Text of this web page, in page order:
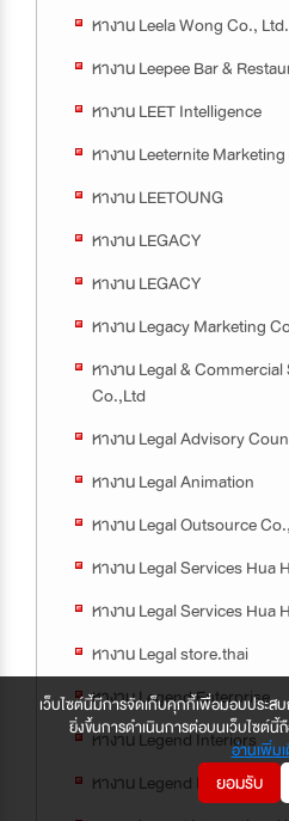
เว็บไซต์นี้มีการจัดเก็บคุกกี้เพื่อมอบประส
ยิ่งขึ้นการดำเนินการต่อบนเว็บไซต์
อ่านเพิ่ม
ยอมรับ
หางาน Leela Wong Co., Ltd.
หางาน Leepee Bar &
หางาน LEET Intelligence
หางาน Leeternite
หางาน LEETOUNG
หางาน LEGACY
หางาน LEGACY
หางาน Legacy Marketing
หางาน Legal &
Co.,Ltd
หางาน Legal Advisory
หางาน Legal Animation
หางาน Legal Outsource
หางาน Legal Services Hua
หางาน Legal Services Hua
หางาน Legal store.thai
หางาน Legend Enterprise
หางาน Legend Interiors
หางาน Legend Interiors